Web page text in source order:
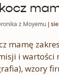
z Moyemu |
mamę
i wartości
wzory